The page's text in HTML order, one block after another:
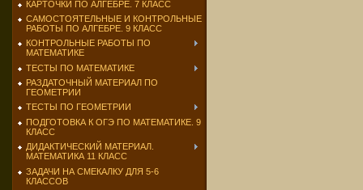
КАРТОЧКИ ПО АЛГЕБРЕ. 7 КЛАСС
САМОСТОЯТЕЛЬНЫЕ И КОНТРОЛЬНЫЕ
РАБОТЫ ПО АЛГЕБРЕ. 9 КЛАСС
КОНТРОЛЬНЫЕ РАБОТЫ ПО
МАТЕМАТИКЕ
ТЕСТЫ ПО МАТЕМАТИКЕ
РАЗДАТОЧНЫЙ МАТЕРИАЛ ПО
ГЕОМЕТРИИ
ТЕСТЫ ПО ГЕОМЕТРИИ
ПОДГОТОВКА К ОГЭ ПО МАТЕМАТИКЕ. 9
КЛАСС
ДИДАКТИЧЕСКИЙ МАТЕРИАЛ.
МАТЕМАТИКА 11 КЛАСС
ЗАДАЧИ НА СМЕКАЛКУ ДЛЯ 5-6
КЛАССОВ